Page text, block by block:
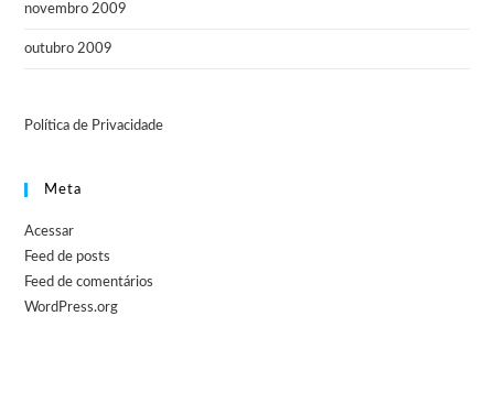
novembro 2009
outubro 2009
Política de Privacidade
Meta
Acessar
Feed de posts
Feed de comentários
WordPress.org